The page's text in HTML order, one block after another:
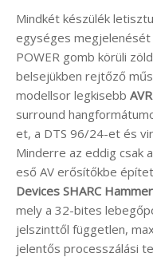
Mindkét készülék
egységes
POWER gomb körüli
belsejükben rejtőző
modellsor legkisebb
surround
et, a DTS 96/24-et és
Minderre az eddig csak
eső AV erősítőkbe
Devices SHARC
mely a 32-bites
jelszinttől független,
jelentős processzálási